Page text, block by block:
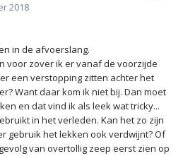
2018
in de afvoerslang.
voor zover ik er vanaf de voorzijde
een verstopping zitten achter het
Want daar kom ik niet bij. Dan moet
en dat vind ik als leek wat tricky...
in het verleden. Kan het zo zijn
gebruik het lekken ook verdwijnt? Of
van overtollig zeep eerst zien op